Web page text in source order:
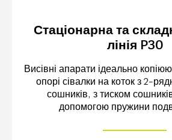
Стаціонарна та
лінія P30
Висівні апарати ідеально
опорі сівалки на коток з 2-
сошників, з тиском
допомогою пружини